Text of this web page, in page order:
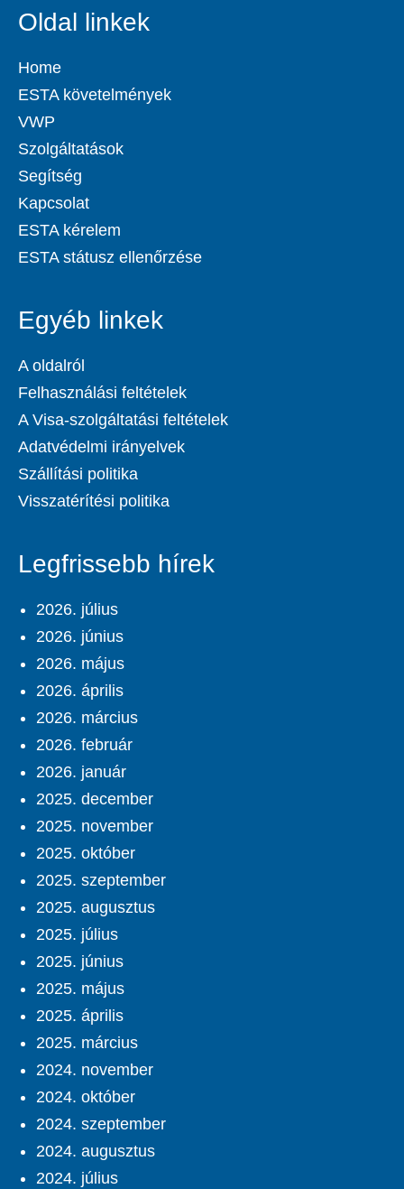
Oldal linkek
Home
ESTA követelmények
VWP
Szolgáltatások
Segítség
Kapcsolat
ESTA kérelem
ESTA státusz ellenőrzése
Egyéb linkek
A oldalról
Felhasználási feltételek
A Visa-szolgáltatási feltételek
Adatvédelmi irányelvek
Szállítási politika
Visszatérítési politika
Legfrissebb hírek
2026. július
2026. június
2026. május
2026. április
2026. március
2026. február
2026. január
2025. december
2025. november
2025. október
2025. szeptember
2025. augusztus
2025. július
2025. június
2025. május
2025. április
2025. március
2024. november
2024. október
2024. szeptember
2024. augusztus
2024. július